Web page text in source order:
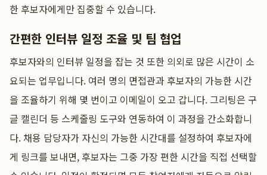
한 후보자에게만 집중할 수 있습니다.
간편한 인터뷰 일정 조율 및 팀 협업
후보자와의 인터뷰 일정을 잡는 것 또한 의외로 많은 시간이 소
요되는 업무입니다. 여러 명의 면접관과 후보자의 가능한 시간
을 조율하기 위해 몇 번이고 이메일이 오고 갑니다. 그리팅은 구
글 캘린더 등 스케줄링 도구와 연동하여 이 과정을 간소화합니
다. 채용 담당자가 자신의 가능한 시간대를 설정하여 후보자에
게 링크를 보내면, 후보자는 그중 가장 편한 시간을 직접 선택할